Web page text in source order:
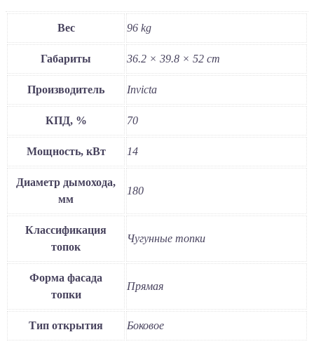
Вес 96 kg
Габариты 36.2 × 39.8 × 52 cm
Производитель Invicta
КПД, % 70
Мощность, кВт 14
Диаметр дымохода,
мм
180
Классификация
топок
Чугунные топки
Форма фасада
топки
Прямая
Тип открытия Боковое